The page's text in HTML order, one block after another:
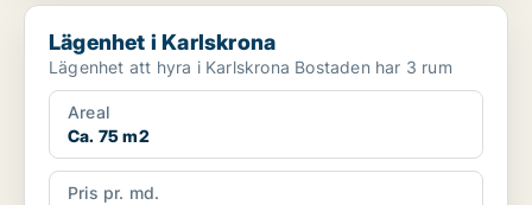
Lägenhet i Karlskrona
Lägenhet i Karlskrona
Lägenhet att hyra i Karlskrona Bostaden har 3 rum
Areal
Ca. 75 m2
Pris pr. md.